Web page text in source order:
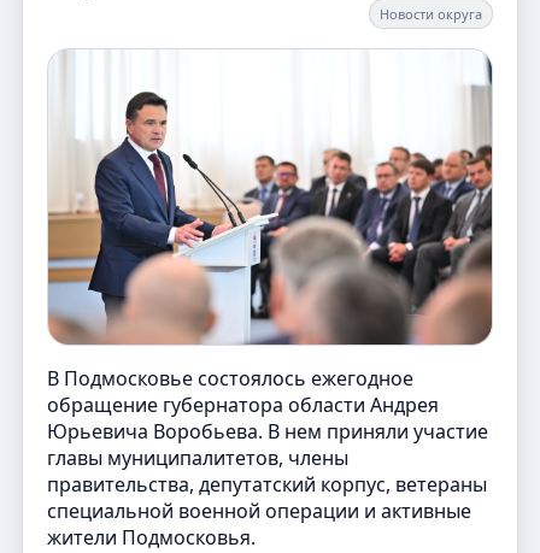
Новости округа
В Подмосковье состоялось ежегодное
обращение губернатора области Андрея
Юрьевича Воробьева. В нем приняли участие
главы муниципалитетов, члены
правительства, депутатский корпус, ветераны
специальной военной операции и активные
жители Подмосковья.